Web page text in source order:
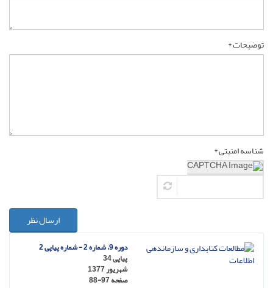
توضیحات *
شناسه امنیتی *
ارسال نظر
دوره 9، شماره 2 - شماره پیاپی 2
پیاپی 34
شهریور 1377
صفحه88-97